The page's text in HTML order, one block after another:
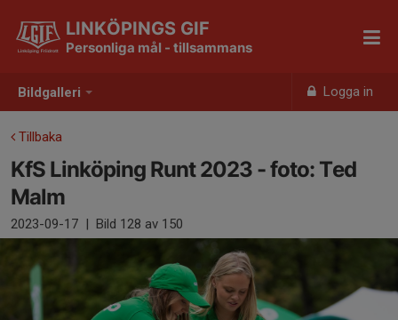
Bildgalleri Logga in
LINKÖPINGS GIF
Personliga mål - tillsammans
Tillbaka
KfS Linköping Runt 2023 - foto: Ted
Malm
2023-09-17 | Bild 128 av 150